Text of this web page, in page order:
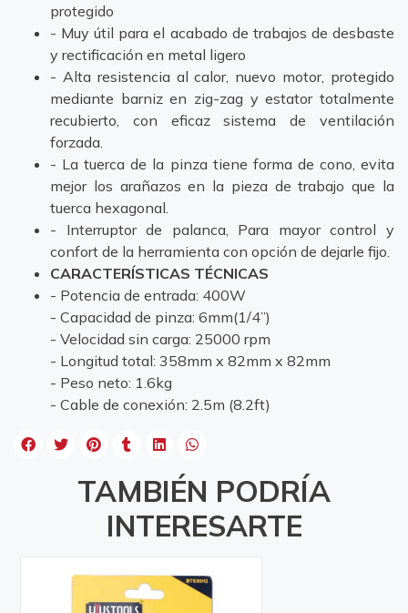
protegido
- Muy útil para el acabado de trabajos de desbaste
y rectificación en metal ligero
- Alta resistencia al calor, nuevo motor, protegido
mediante barniz en zig-zag y estator totalmente
recubierto, con eficaz sistema de ventilación
forzada.
- La tuerca de la pinza tiene forma de cono, evita
mejor los arañazos en la pieza de trabajo que la
tuerca hexagonal.
- Interruptor de palanca, Para mayor control y
confort de la herramienta con opción de dejarle fijo.
CARACTERÍSTICAS TÉCNICAS
- Potencia de entrada: 400W
- Capacidad de pinza: 6mm(1/4”)
- Velocidad sin carga: 25000 rpm
- Longitud total: 358mm x 82mm x 82mm
- Peso neto: 1.6kg
- Cable de conexión: 2.5m (8.2ft)
TAMBIÉN PODRÍA
INTERESARTE